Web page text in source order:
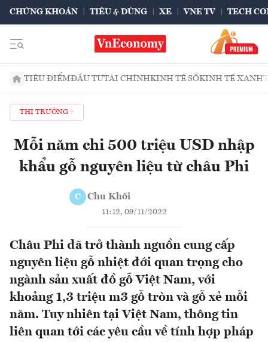
CHỨNG KHOÁN TIÊU & DÙNG XE VNE TV TECH
TIÊU ĐIỂMĐẦU TƯTÀI CHÍNHKINH TẾ SỐKINH TẾ XANH
THỊ TRƯỜNG
Mỗi năm chi 500 triệu USD nhập
khẩu gỗ nguyên liệu từ châu Phi
C Chu Khôi
11:12, 09/11/2022
Châu Phi đã trở thành nguồn cung cấp
nguyên liệu gỗ nhiệt đới quan trọng cho
ngành sản xuất đồ gỗ Việt Nam, với
khoảng 1,3 triệu m3 gỗ tròn và gỗ xẻ mỗi
năm. Tuy nhiên tại Việt Nam, thông tin
liên quan tới các yêu cầu về tính hợp pháp